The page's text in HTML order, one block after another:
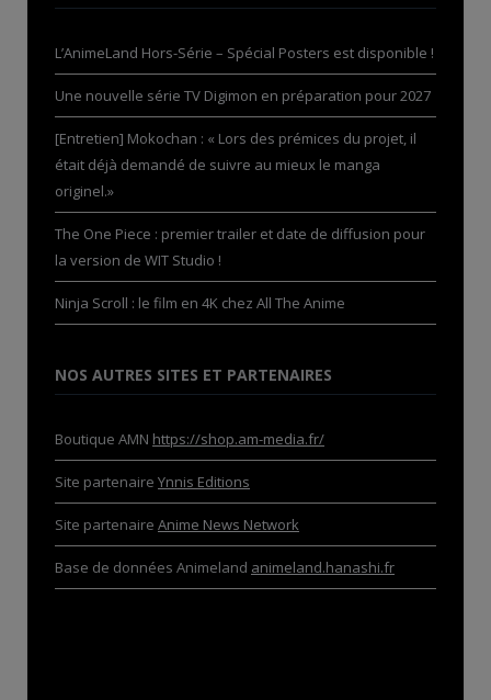
L’AnimeLand Hors-Série – Spécial Posters est disponible !
Une nouvelle série TV Digimon en préparation pour 2027
[Entretien] Mokochan : « Lors des prémices du projet, il
était déjà demandé de suivre au mieux le manga
originel.»
The One Piece : premier trailer et date de diffusion pour
la version de WIT Studio !
Ninja Scroll : le film en 4K chez All The Anime
NOS AUTRES SITES ET PARTENAIRES
Boutique AMN https://shop.am-media.fr/
Site partenaire Ynnis Editions
Site partenaire Anime News Network
Base de données Animeland animeland.hanashi.fr